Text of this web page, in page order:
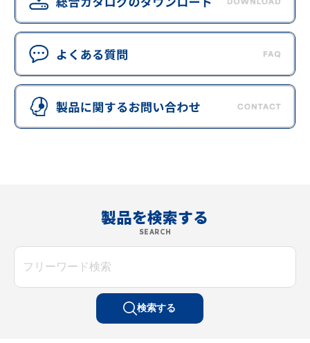
製品を検索する
SEARCH
検索する